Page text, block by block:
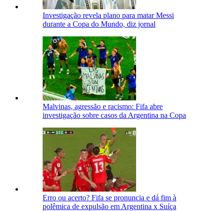
Investigação revela plano para matar Messi
durante a Copa do Mundo, diz jornal
Malvinas, agressão e racismo: Fifa abre
investigação sobre casos da Argentina na Copa
Erro ou acerto? Fifa se pronuncia e dá fim à
polêmica de expulsão em Argentina x Suíça